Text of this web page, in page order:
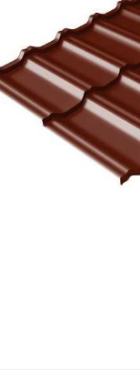
Черепица
Шифер